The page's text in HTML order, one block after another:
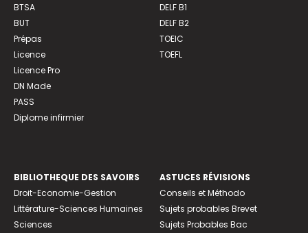
BTSA
BUT
Prépas
Licence
Licence Pro
DN Made
PASS
Diplome infirmier
DELF B1
DELF B2
TOEIC
TOEFL
BIBLIOTHEQUE DES SAVOIRS
Droit-Economie-Gestion
Littérature-Sciences Humaines
Sciences
ASTUCES RÉVISIONS
Conseils et Méthodo
Sujets probables Brevet
Sujets Probables Bac